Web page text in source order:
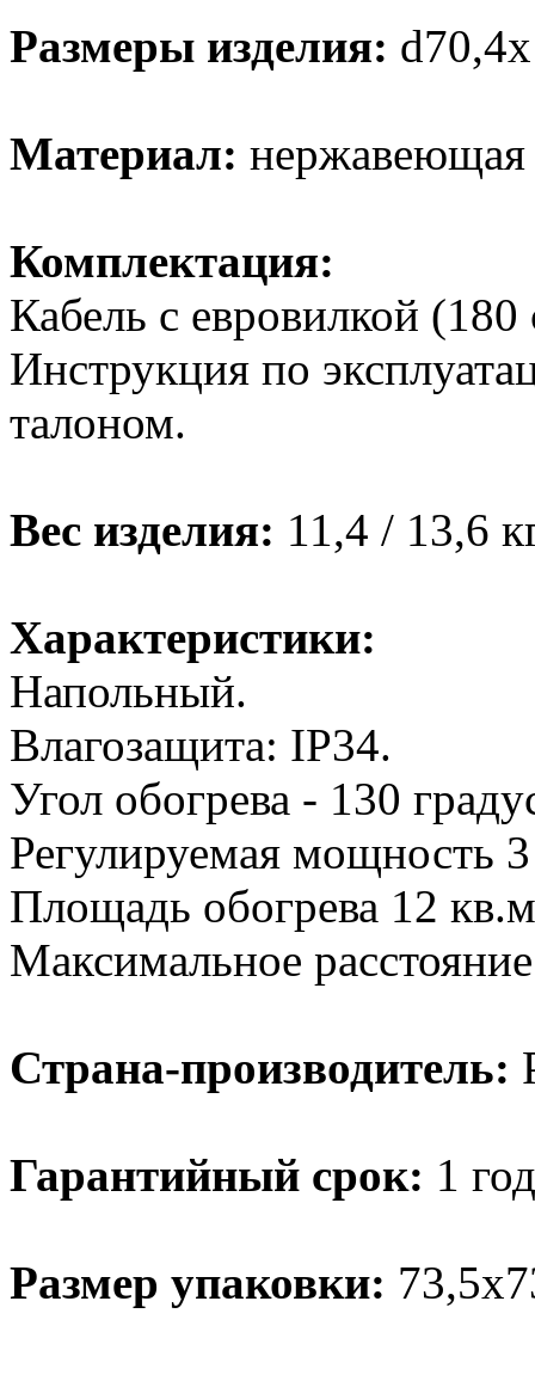
Размеры изделия:
Материал: нержавеющая
Комплектация:
Кабель с евровилкой
Инструкция по
талоном.
Вес изделия: 11,4 / 13,6
Характеристики:
Напольный.
Влагозащита: IP34.
Угол обогрева - 130
Регулируемая мощность
Площадь обогрева 12
Максимальное
Страна-производитель:
Гарантийный срок: 1
Размер упаковки: